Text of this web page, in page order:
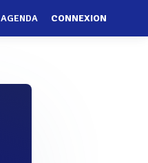
AGENDA CONNEXION